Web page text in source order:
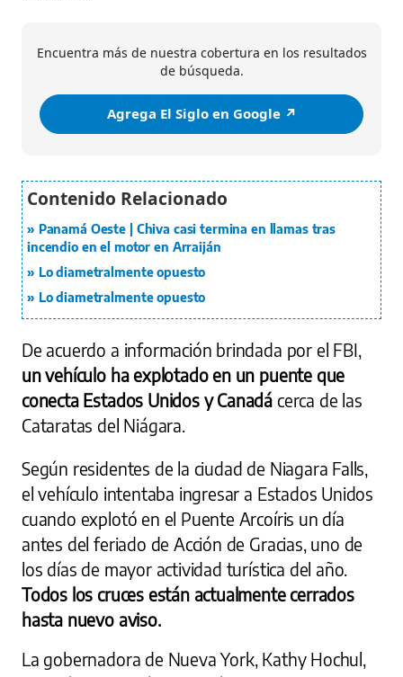
Encuentra más de nuestra cobertura en los resultados
de búsqueda.
Agrega El Siglo en Google ↗️
Panamá Oeste | Chiva casi termina en llamas tras
incendio en el motor en Arraiján
Lo diametralmente opuesto
Lo diametralmente opuesto
De acuerdo a información brindada por el FBI,
un vehículo ha explotado en un puente que
conecta Estados Unidos y Canadá cerca de las
Cataratas del Niágara.
Según residentes de la ciudad de Niagara Falls,
el vehículo intentaba ingresar a Estados Unidos
cuando explotó en el Puente Arcoíris un día
antes del feriado de Acción de Gracias, uno de
los días de mayor actividad turística del año.
Todos los cruces están actualmente cerrados
hasta nuevo aviso.
La gobernadora de Nueva York, Kathy Hochul,